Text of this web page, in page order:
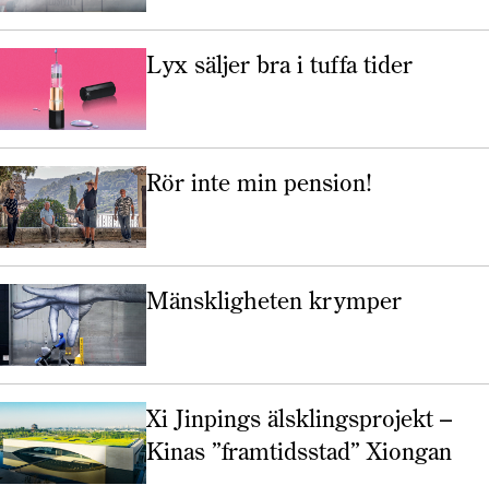
Lyx säljer bra i tuffa tider
Rör inte min pension!
Mänskligheten krymper
Xi Jinpings älsklingsprojekt –
Kinas ”framtidsstad” Xiongan